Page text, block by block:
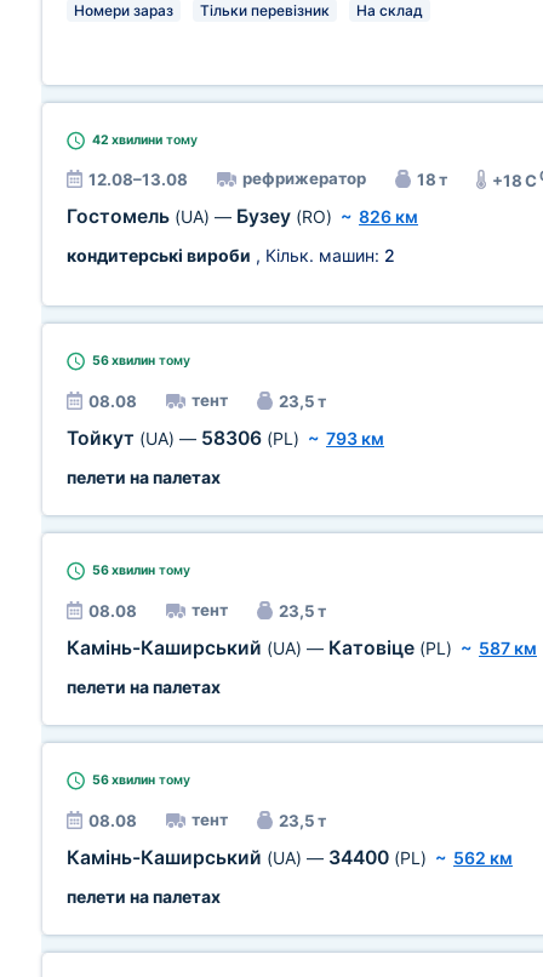
Номери зараз Тільки перевізник На склад
42 хвилини тому
12.08–13.08 рефрижератор 18 т +18 C
Гостомель (UA) — Бузеу (RO) ~ 826 км
кондитерські вироби , Кільк. машин: 2
56 хвилин тому
08.08 тент 23,5 т
Тойкут (UA) — 58306 (PL) ~ 793 км
пелети на палетах
56 хвилин тому
08.08 тент 23,5 т
Камінь-Каширський (UA) — Катовіце (PL) ~ 587 км
пелети на палетах
56 хвилин тому
08.08 тент 23,5 т
Камінь-Каширський (UA) — 34400 (PL) ~ 562 км
пелети на палетах